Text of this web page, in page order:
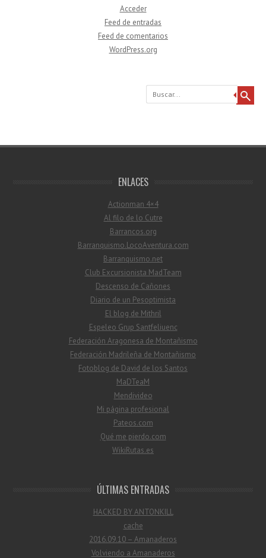
Acceder
Feed de entradas
Feed de comentarios
WordPress.org
Buscar
ENLACES
Actionman 4×4
Al filo de lo Cutre
Barrancos.org
Barranquismo.LocoAventura.com
Barranquismo.net
Club Excursionista MadTeam
Descenso de Cañones
Diario de un Pesoptimista
El blog de Mithril
Espeleo Grup Santfeliuenc
Federación Aragonesa de Montañismo
Federación Madrileña de Montañismo
Fotoblog de David de los Santos
MaDTeaM
Mendivideo
Mi página profesional
Pateos.com
Qué me pierdo.com
WikiRutas.es
ÚLTIMAS ENTRADAS
HACKED BY ANTONKILL
cache
2016.09.10 – Amanaderos
Volviendo a Amanaderos